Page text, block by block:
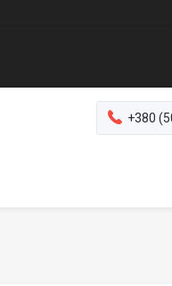
+380